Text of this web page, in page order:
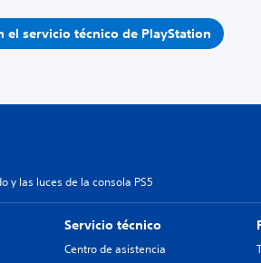
el servicio técnico de PlayStation
y las luces de la consola PS5
Servicio técnico
Centro de asistencia